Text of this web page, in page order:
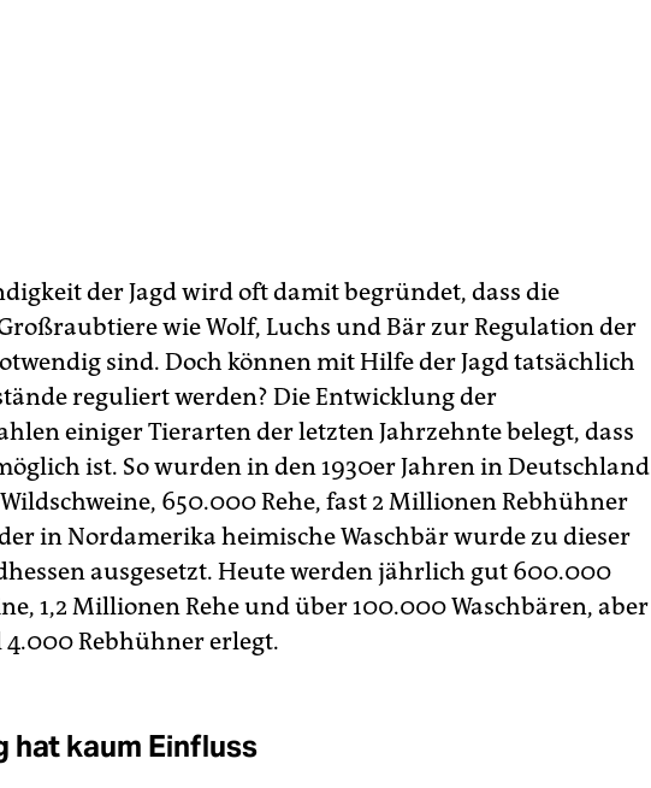
der Jagd wird oft damit begründet, dass die
wie Wolf, Luchs und Bär zur Regulation der
sind. Doch können mit Hilfe der Jagd tatsächlich
reguliert werden? Die Entwicklung der
einiger Tierarten der letzten Jahrzehnte belegt, dass
ist. So wurden in den 1930er Jahren in Deutschland
650.000 Rehe, fast 2 Millionen Rebhühner
in Nordamerika heimische Waschbär wurde zu dieser
ausgesetzt. Heute werden jährlich gut 600.000
1,2 Millionen Rehe und über 100.000 Waschbären, aber
4.000 Rebhühner erlegt.
hat kaum Einfluss